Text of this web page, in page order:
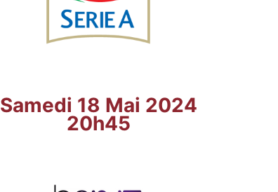
Samedi 18 Mai 2024
20h45